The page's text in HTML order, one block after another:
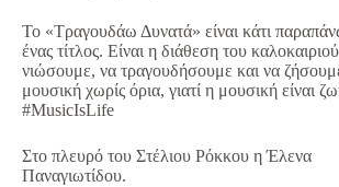
Το «Τραγουδάω Δυνατά» είναι κάτι
ένας τίτλος. Είναι η διάθεση του
νιώσουμε, να τραγουδήσουμε και να
μουσική χωρίς όρια, γιατί η μουσική είναι
#MusicIsLife
Στο πλευρό του Στέλιου Ρόκκου η Έλενα
Παναγιωτίδου.